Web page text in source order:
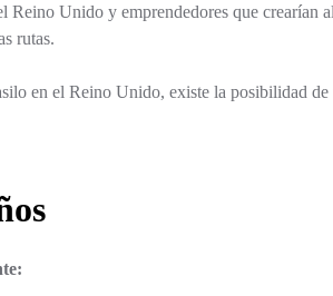
Reino Unido y emprendedores que crearían
rutas.
en el Reino Unido, existe la posibilidad